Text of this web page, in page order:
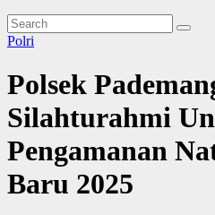
Polri
Polsek
Silahturahmi
Pengamanan
Baru 2025